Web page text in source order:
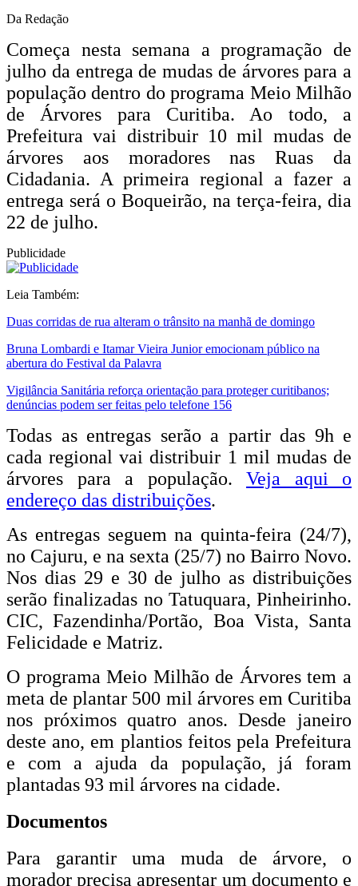
Da Redação
Começa nesta semana a programação de
julho da entrega de mudas de árvores para a
população dentro do programa Meio Milhão
de Árvores para Curitiba. Ao todo, a
Prefeitura vai distribuir 10 mil mudas de
árvores aos moradores nas Ruas da
Cidadania. A primeira regional a fazer a
entrega será o Boqueirão, na terça-feira, dia
22 de julho.
Publicidade
Leia Também:
Duas corridas de rua alteram o trânsito na manhã de domingo
Bruna Lombardi e Itamar Vieira Junior emocionam público na
abertura do Festival da Palavra
Vigilância Sanitária reforça orientação para proteger curitibanos;
denúncias podem ser feitas pelo telefone 156
Todas as entregas serão a partir das 9h e
cada regional vai distribuir 1 mil mudas de
árvores para a população. Veja aqui o
endereço das distribuições.
As entregas seguem na quinta-feira (24/7),
no Cajuru, e na sexta (25/7) no Bairro Novo.
Nos dias 29 e 30 de julho as distribuições
serão finalizadas no Tatuquara, Pinheirinho.
CIC, Fazendinha/Portão, Boa Vista, Santa
Felicidade e Matriz.
O programa Meio Milhão de Árvores tem a
meta de plantar 500 mil árvores em Curitiba
nos próximos quatro anos. Desde janeiro
deste ano, em plantios feitos pela Prefeitura
e com a ajuda da população, já foram
plantadas 93 mil árvores na cidade.
Documentos
Para garantir uma muda de árvore, o
morador precisa apresentar um documento e